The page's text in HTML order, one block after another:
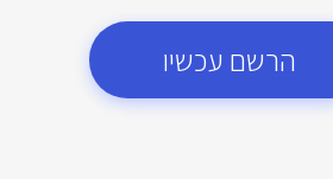
הרשם עכשיו